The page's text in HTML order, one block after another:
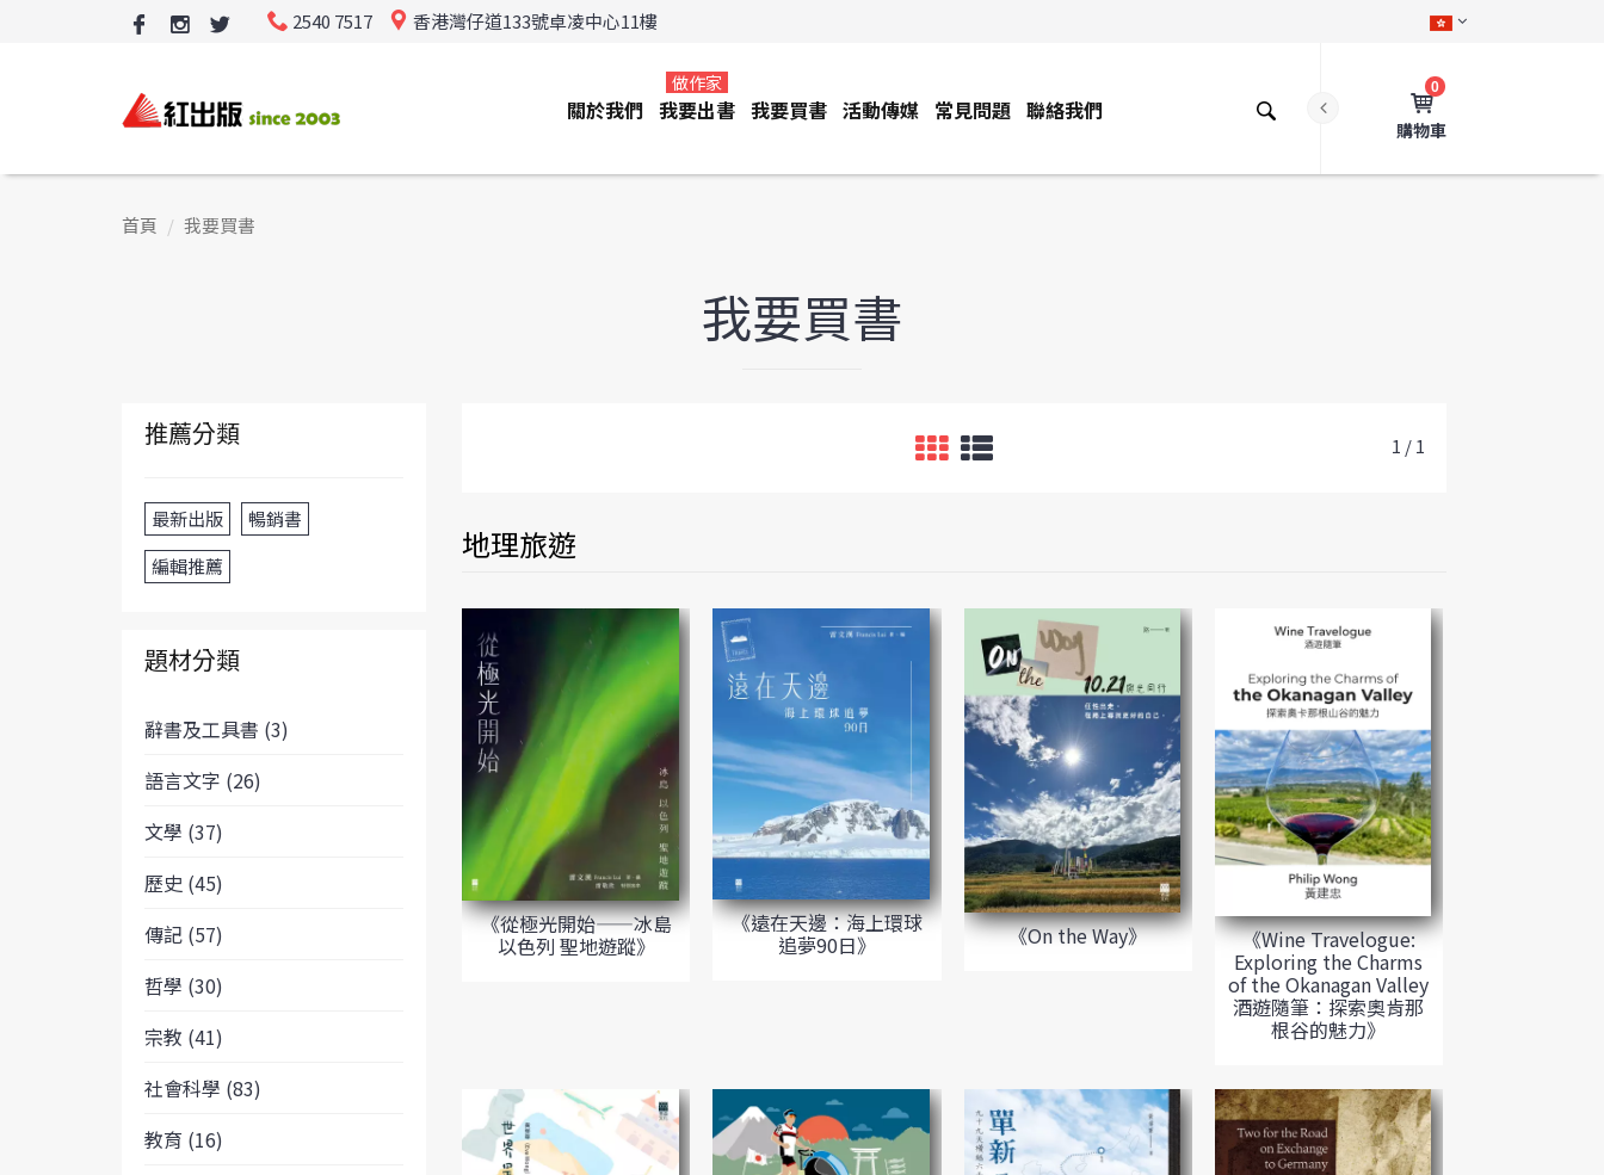
2540 7517 香港灣仔道133號卓凌中心11樓
0
購物車
關於我們 我要出書
做作家
我要買書 活動傳媒 常見問題 聯絡我們
首頁 我要買書
我要買書
推薦分類
最新出版
暢銷書
編輯推薦
題材分類
辭書及工具書 (3)
語言文字 (26)
文學 (37)
歷史 (45)
傳記 (57)
哲學 (30)
宗教 (41)
社會科學 (83)
教育 (16)
1 / 1
地理旅遊
《從極光開始——冰島
以色列 聖地遊蹤》
《遠在天邊：海上環球
追夢90日》 《On the Way》 《Wine Travelogue:
Exploring the Charms
of the Okanagan Valley
酒遊隨筆：探索奧肯那
根谷的魅力》